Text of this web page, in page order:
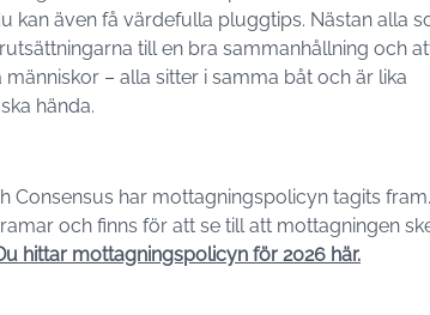
kan även få värdefulla pluggtips. Nästan alla
till en bra sammanhållning och
– alla sitter i samma båt och är lika
hända.
Consensus har mottagningspolicyn tagits fram.
och finns för att se till att mottagningen
hittar mottagningspolicyn för 2026 här.